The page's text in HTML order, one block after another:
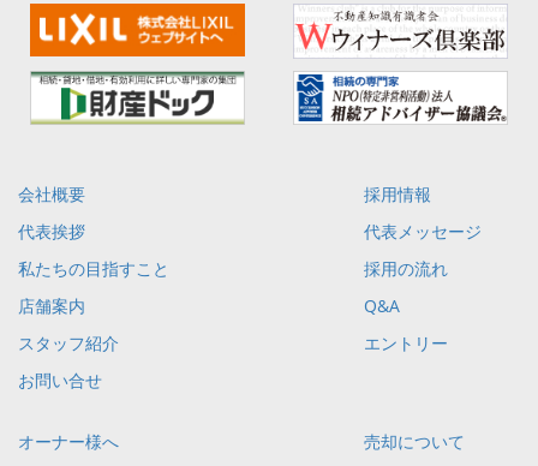
会社概要
代表挨拶
私たちの目指すこと
店舗案内
スタッフ紹介
お問い合せ
採用情報
代表メッセージ
採用の流れ
Q&A
エントリー
オーナー様へ
売却について